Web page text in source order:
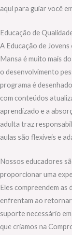
aqui para guiar você
Educação de
A Educação de
Mansa é muito mais
o desenvolvimento
programa é
com conteúdos
aprendizado e a
adulta traz
aulas são flexíveis e
Nossos educadores
proporcionar uma
Eles compreendem as
enfrentam ao
suporte necessário
que criamos na